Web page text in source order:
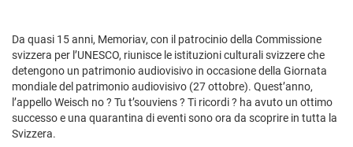
Da quasi 15 anni, Memoriav, con il patrocinio della Commissione
svizzera per l’UNESCO, riunisce le istituzioni culturali svizzere che
detengono un patrimonio audiovisivo in occasione della Giornata
mondiale del patrimonio audiovisivo (27 ottobre). Quest’anno,
l’appello Weisch no ? Tu t’souviens ? Ti ricordi ? ha avuto un ottimo
successo e una quarantina di eventi sono ora da scoprire in tutta la
Svizzera.